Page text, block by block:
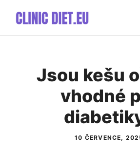
obsah
Jsou kešu
vhodné
10 ČERVENCE,